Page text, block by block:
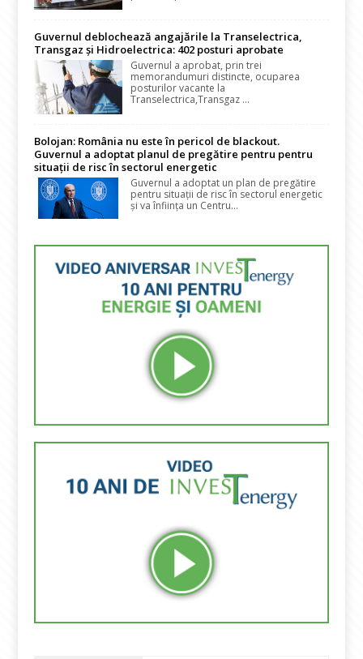
Guvernul deblochează angajările la Transelectrica,
Transgaz și Hidroelectrica: 402 posturi aprobate
Guvernul a aprobat, prin trei
memorandumuri distincte, ocuparea
posturilor vacante la
Transelectrica,Transgaz ...
Bolojan: România nu este în pericol de blackout.
Guvernul a adoptat planul de pregătire pentru pentru
situații de risc în sectorul energetic
Guvernul a adoptat un plan de pregătire
pentru situații de risc în sectorul energetic
și va înființa un Centru...